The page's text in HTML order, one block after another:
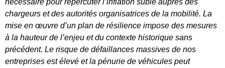
chargeurs et des autorités organisatrices de la mobilité. La
mise en œuvre d’un plan de résilience impose des mesures
à la hauteur de l’enjeu et du contexte historique sans
précédent. Le risque de défaillances massives de nos
entreprises est élevé et la pénurie de véhicules peut